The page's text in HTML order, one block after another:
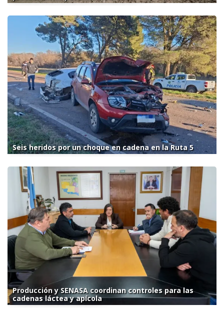
Seis heridos por un choque en cadena en la Ruta 5
Producción y SENASA coordinan controles para las
cadenas láctea y apícola